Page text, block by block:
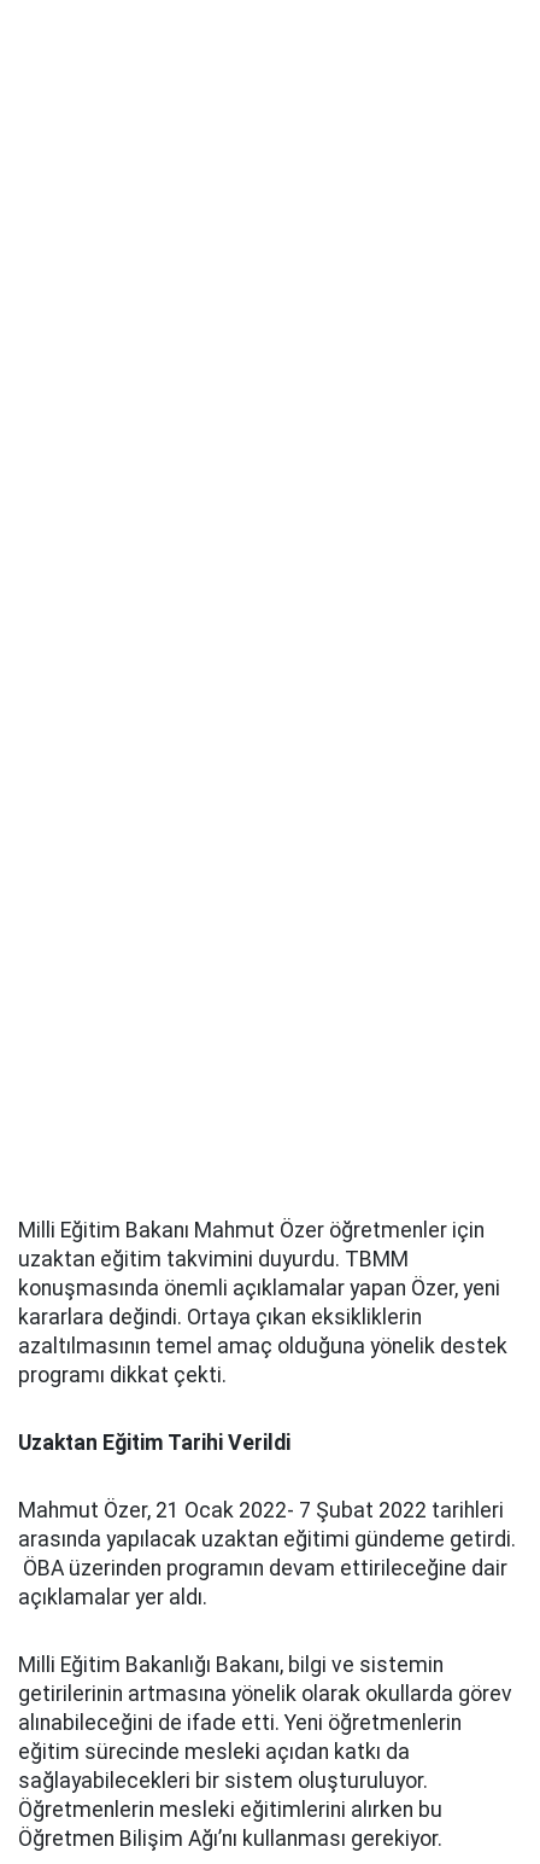
Milli Eğitim Bakanı Mahmut Özer öğretmenler için
uzaktan eğitim takvimini duyurdu. TBMM
konuşmasında önemli açıklamalar yapan Özer, yeni
kararlara değindi. Ortaya çıkan eksikliklerin
azaltılmasının temel amaç olduğuna yönelik destek
programı dikkat çekti.
Uzaktan Eğitim Tarihi Verildi
Mahmut Özer, 21 Ocak 2022- 7 Şubat 2022 tarihleri
arasında yapılacak uzaktan eğitimi gündeme getirdi.
ÖBA üzerinden programın devam ettirileceğine dair
açıklamalar yer aldı.
Milli Eğitim Bakanlığı Bakanı, bilgi ve sistemin
getirilerinin artmasına yönelik olarak okullarda görev
alınabileceğini de ifade etti. Yeni öğretmenlerin
eğitim sürecinde mesleki açıdan katkı da
sağlayabilecekleri bir sistem oluşturuluyor.
Öğretmenlerin mesleki eğitimlerini alırken bu
Öğretmen Bilişim Ağı’nı kullanması gerekiyor.